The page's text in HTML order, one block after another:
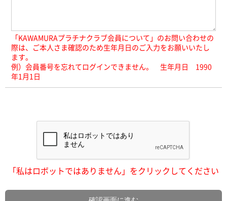
「KAWAMURAプラチナクラブ会員について」のお問い合わせの
際は、ご本人さま確認のため生年月日のご入力をお願いいたし
ます。
例）会員番号を忘れてログインできません。 生年月日 1990
年1月1日
「私はロボットではありません」をクリックしてください